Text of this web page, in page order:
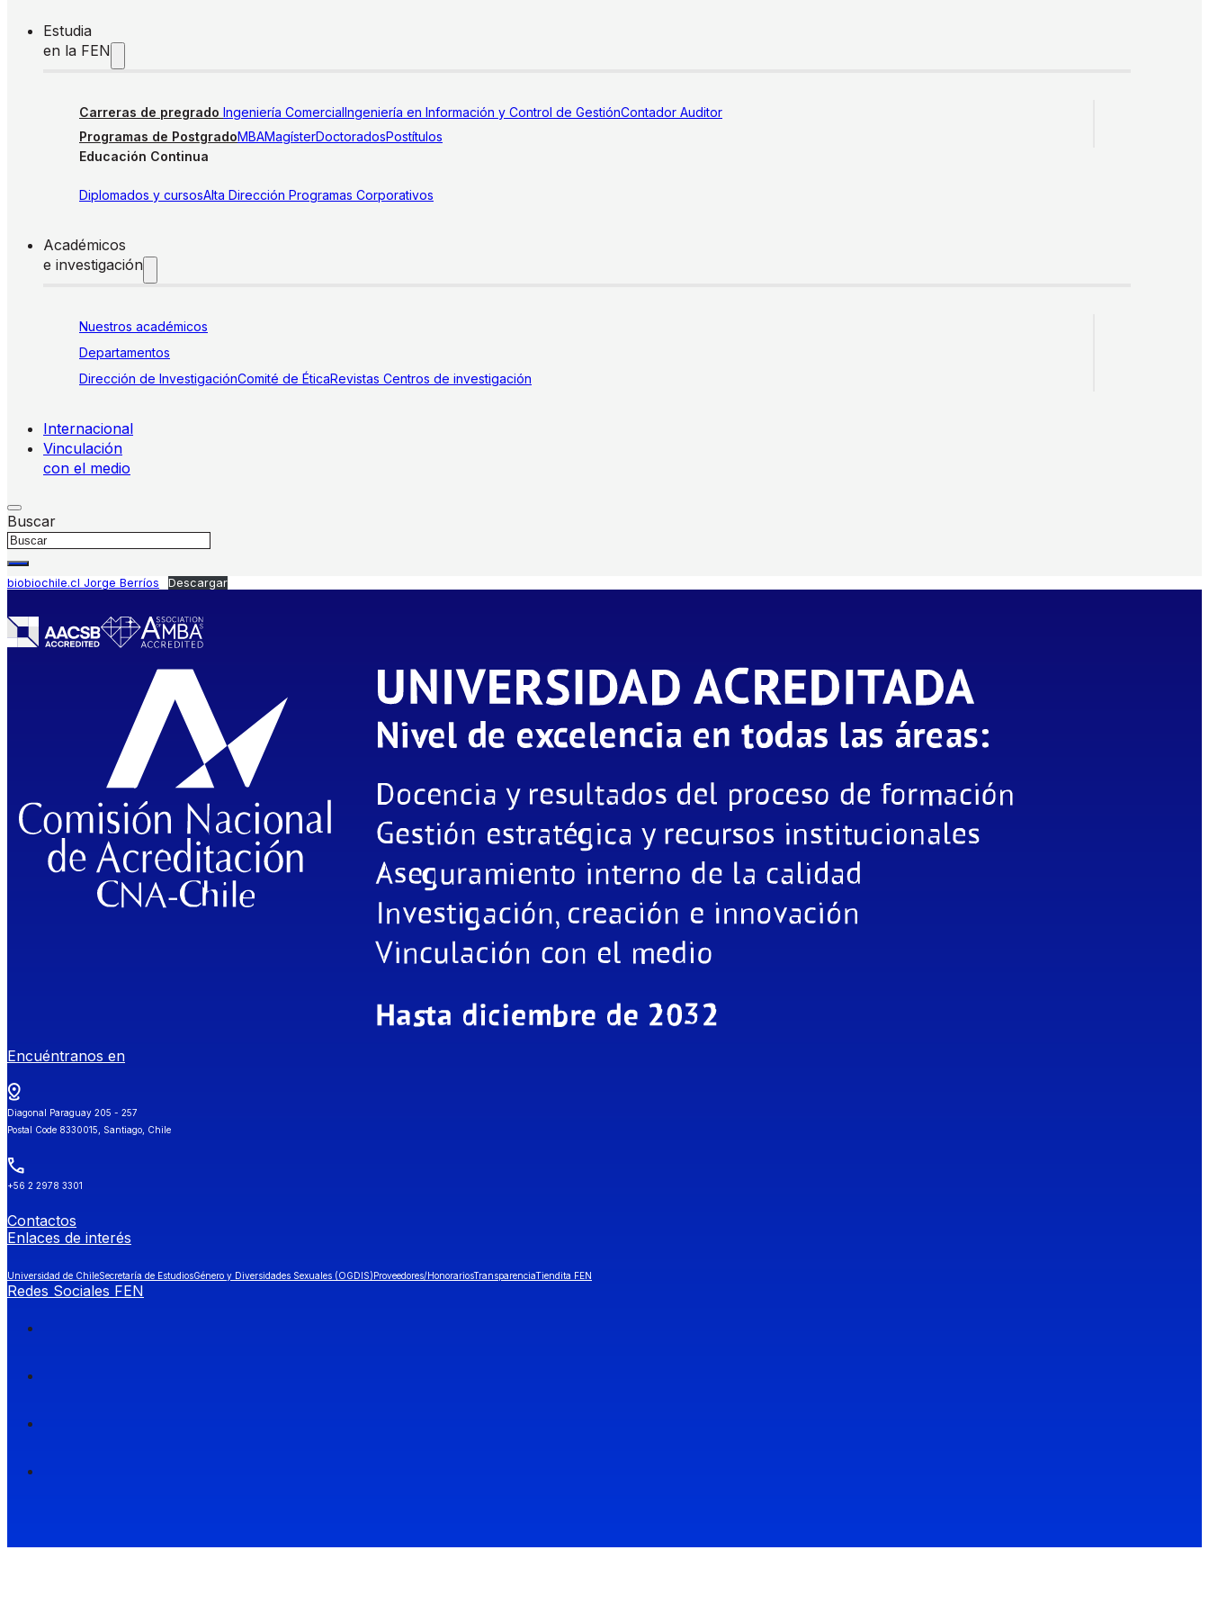
Estudia
en la FEN
Carreras de pregrado Ingeniería ComercialIngeniería en Información y Control de GestiónContador Auditor
Programas de PostgradoMBAMagísterDoctoradosPostítulos
Educación Continua
Diplomados y cursosAlta Dirección Programas Corporativos
Académicos
e investigación
Nuestros académicos
Departamentos
Dirección de InvestigaciónComité de ÉticaRevistas Centros de investigación
Internacional
Vinculación
con el medio
Buscar
biobiochile.cl Jorge Berríos Descargar
Encuéntranos en
Diagonal Paraguay 205 - 257
Postal Code 8330015, Santiago, Chile
+56 2 2978 3301
Contactos
Enlaces de interés
Universidad de ChileSecretaría de EstudiosGénero y Diversidades Sexuales (OGDIS)Proveedores/HonorariosTransparenciaTiendita FEN
Redes Sociales FEN